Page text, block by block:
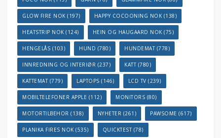
GLOW FIRE NOK (197) HAPPY COCOONING NOK (138)
HEATSTRIP NOK (124) HEIN OG HAUGAARD NOK (75)
HENGELÅS (103) HUND (780) HUNDEMAT(778)
INNREDNING OG INTERIØR (237) KATT(780)
KATTEMAT(779) LAPTOPS (146) LCD TV (239)
MOBILTELEFONER APPLE (112) MONITORS (80)
MOTORTILBEHOR (138) NYHETER (261) PAWSOME (617)
PLANIKA FIRES NOK (535) QUICKTEST(78)